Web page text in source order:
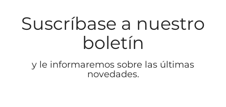
Suscríbase a nuestro
boletín
y le informaremos sobre las últimas
novedades.